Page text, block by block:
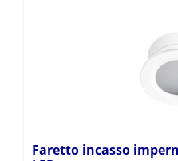
Faretto incasso